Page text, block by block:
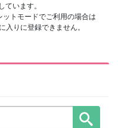
ています。
トモードでご利用の場合は
りに登録できません。